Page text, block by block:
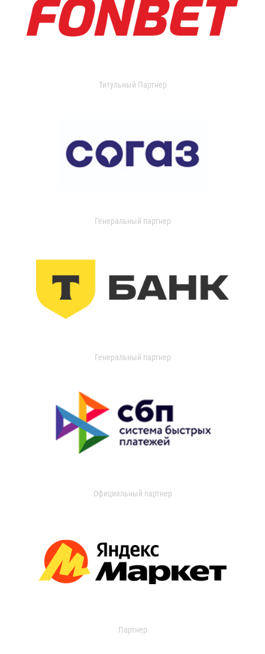
Титульный Партнер
Генеральный партнер
Генеральный партнер
Официальный партнер
Партнер